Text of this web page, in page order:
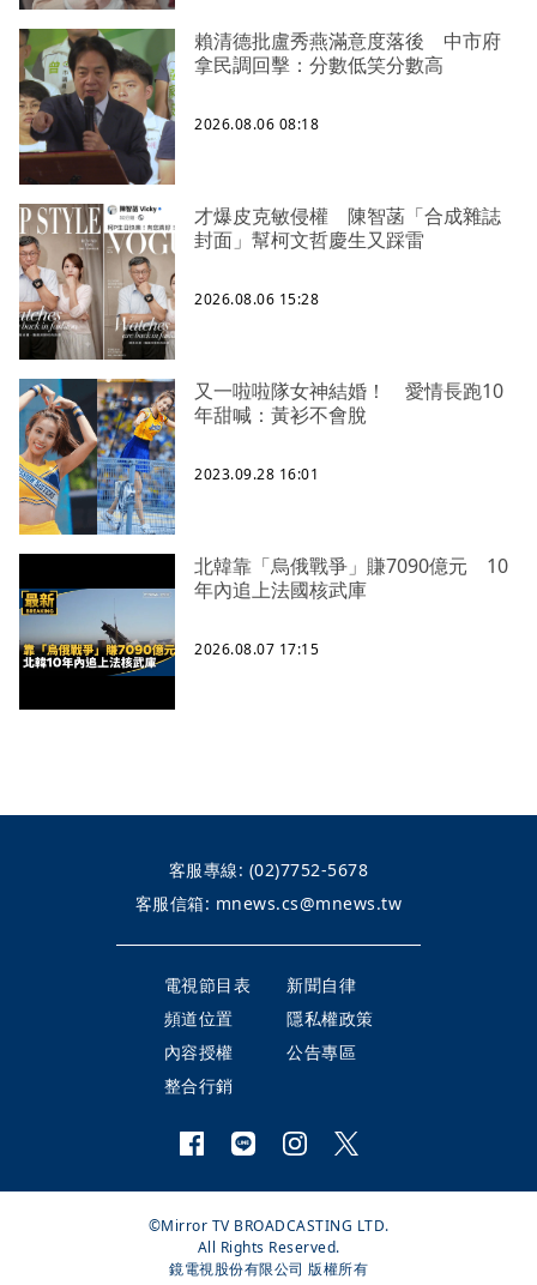
賴清德批盧秀燕滿意度落後 中市府
拿民調回擊：分數低笑分數高
2026.08.06 08:18
才爆皮克敏侵權 陳智菡「合成雜誌
封面」幫柯文哲慶生又踩雷
2026.08.06 15:28
又一啦啦隊女神結婚！ 愛情長跑10
年甜喊：黃衫不會脫
2023.09.28 16:01
北韓靠「烏俄戰爭」賺7090億元 10
年內追上法國核武庫
2026.08.07 17:15
客服專線: (02)7752-5678
客服信箱: mnews.cs@mnews.tw
電視節目表
新聞自律
頻道位置
隱私權政策
內容授權
公告專區
整合行銷
©Mirror TV BROADCASTING LTD.
All Rights Reserved.
鏡電視股份有限公司 版權所有